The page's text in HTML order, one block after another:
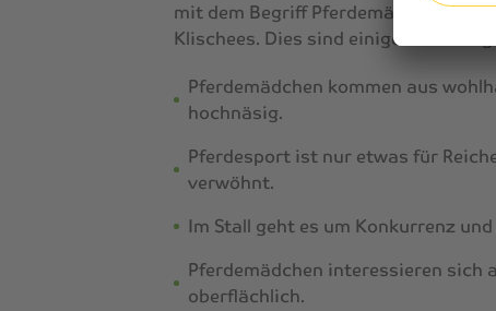
mit dem BegriffPferdemädchen
Klischees. Dies sind einige der
Pferdemädchen kommen aus
hochnäsig.
Pferdesport ist nur etwas für
verwöhnt.
Im Stall geht es um Konkurrenz
Pferdemädchen interessieren sich
oberflächlich.